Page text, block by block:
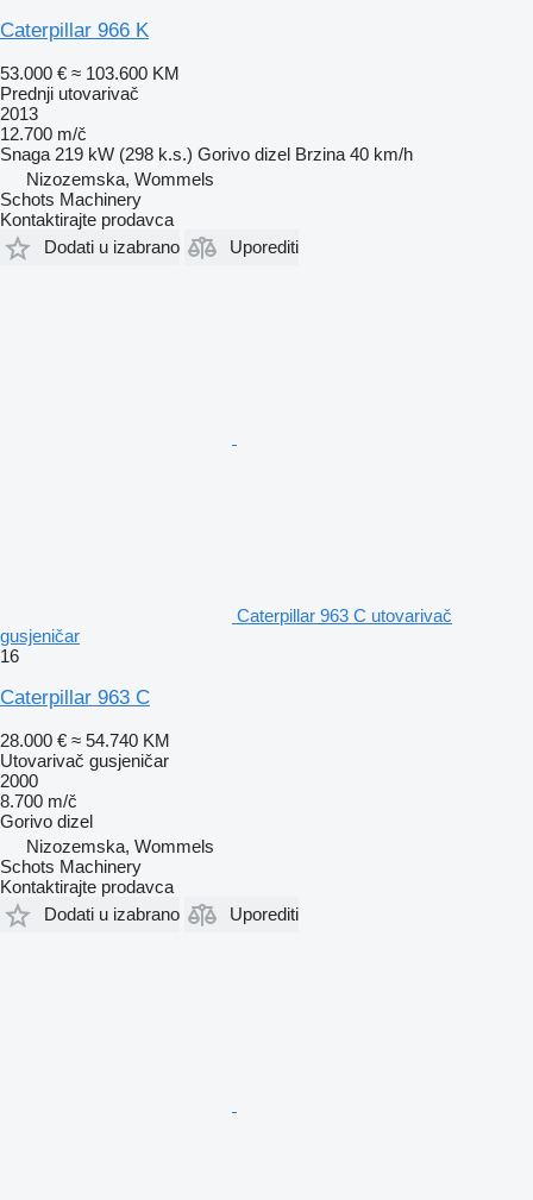
Caterpillar 966 K
53.000 € ≈ 103.600 KM
Prednji utovarivač
2013
12.700 m/č
Snaga 219 kW (298 k.s.) Gorivo dizel Brzina 40 km/h
Nizozemska, Wommels
Schots Machinery
Kontaktirajte prodavca
Dodati u izabrano
Uporediti
Caterpillar 963 C utovarivač
gusjeničar
16
Caterpillar 963 C
28.000 € ≈ 54.740 KM
Utovarivač gusjeničar
2000
8.700 m/č
Gorivo dizel
Nizozemska, Wommels
Schots Machinery
Kontaktirajte prodavca
Dodati u izabrano
Uporediti